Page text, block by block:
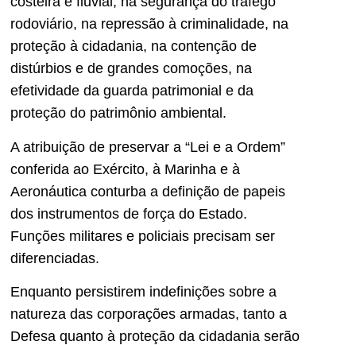
rodoviário, na repressão à criminalidade, na
proteção à cidadania, na contenção de
distúrbios e de grandes comoções, na
efetividade da guarda patrimonial e da
proteção do patrimônio ambiental.
A atribuição de preservar a “Lei e a Ordem”
conferida ao Exército, à Marinha e à
Aeronáutica conturba a definição de papeis
dos instrumentos de força do Estado.
Funções militares e policiais precisam ser
diferenciadas.
Enquanto persistirem indefinições sobre a
natureza das corporações armadas, tanto a
Defesa quanto à proteção da cidadania serão